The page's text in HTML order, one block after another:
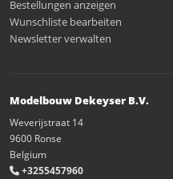
Bestellungen anzeigen
Wunschliste bearbeiten
Newsletter verwalten
Modelbouw Dekeyser B.V.
Weverijstraat 14
9600 Ronse
Belgium
+3255457960